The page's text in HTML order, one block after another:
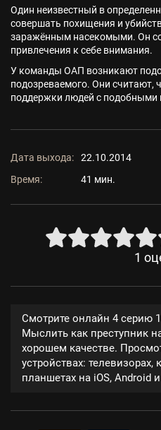
Один неизвестный в
совершать похищения и
заражённым насекомыми. Он
привлечения к себе внимания.
У команды ОАП возникают
подозреваемого. Они считают,
поддержки людей с подобными
Дата выхода:
22.10.2014
Время:
41 мин.
1
Смотрите онлайн 4 серию
Мыслить как преступник
хорошем качестве.
устройствах:
планшетах на iOS, Android